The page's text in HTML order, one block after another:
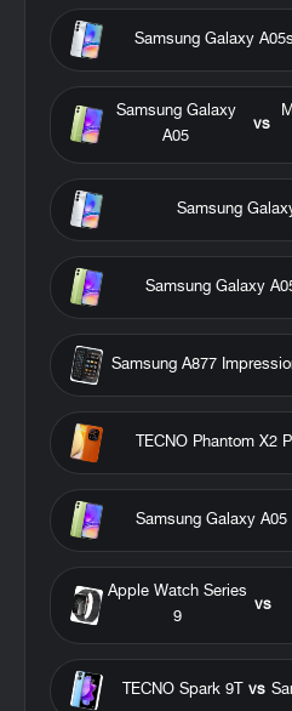
Samsung Galaxy A05s
vs
Samsung Galaxy
A05
Samsung
Samsung Galaxy
Samsung A877
TECNO Phantom X2
Samsung Galaxy A05
vs
Apple Watch Series
9
vs
TECNO Spark 9T